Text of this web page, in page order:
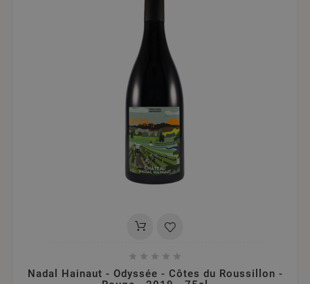
    
Nadal Hainaut - Odyssée - Côtes du Roussillon -